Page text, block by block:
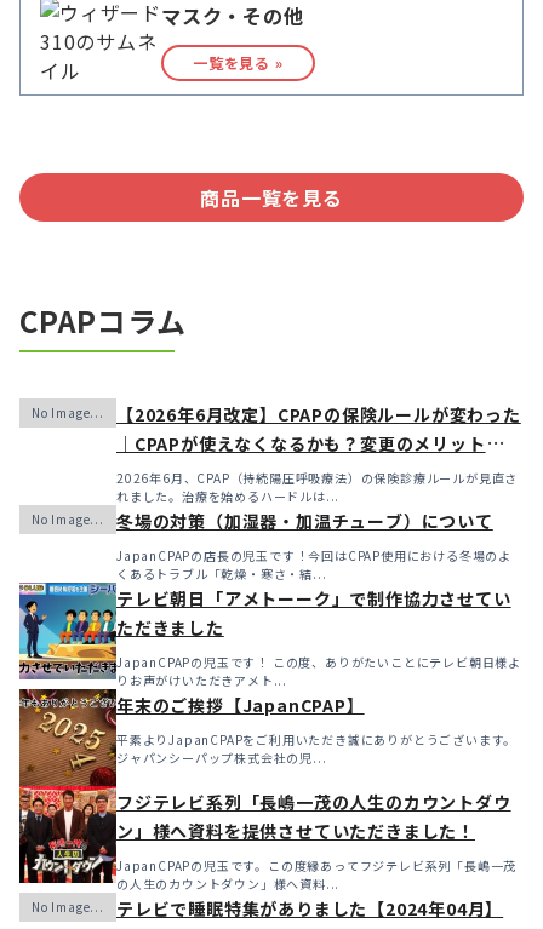
マスク・その他
一覧を見る »
商品一覧を見る
CPAPコラム
【2026年6月改定】CPAPの保険ルールが変わった
｜CPAPが使えなくなるかも？変更のメリット・デ
メリットと「購入」という選択肢
2026年6月、CPAP（持続陽圧呼吸療法）の保険診療ルールが見直さ
れました。治療を始めるハードルは...
冬場の対策（加湿器・加温チューブ）について
JapanCPAPの店長の児玉です！今回はCPAP使用における冬場のよ
くあるトラブル「乾燥・寒さ・結...
テレビ朝日「アメトーーク」で制作協力させてい
ただきました
JapanCPAPの児玉です！ この度、ありがたいことにテレビ朝日様よ
りお声がけいただきアメト...
年末のご挨拶【JapanCPAP】
平素よりJapanCPAPをご利用いただき誠にありがとうございます。
ジャパンシーパップ株式会社の児...
フジテレビ系列「長嶋一茂の人生のカウントダウ
ン」様へ資料を提供させていただきました！
JapanCPAPの児玉です。この度縁あってフジテレビ系列「長嶋一茂
の人生のカウントダウン」様へ資料...
テレビで睡眠特集がありました【2024年04月】